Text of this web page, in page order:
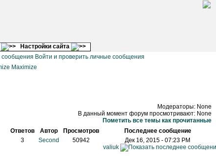
Настройки сайта
Войти и проверить личные сообщения
Maximize
Модераторы: None
В данный момент форум просмотривают: None
Пометить все темы как прочитанные
Ответов Автор Просмотров
Последнее сообщение
3 Second 50942
Дек 16, 2015 - 07:23 PM
valiuk